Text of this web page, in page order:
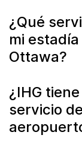
¿Qué
mi
Ottawa?
¿IHG
servicio